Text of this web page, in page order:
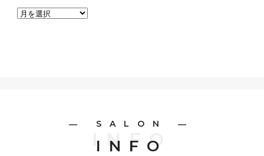
― SALON ―
INFO
INFO